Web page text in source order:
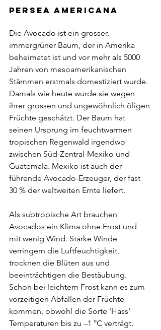
Persea americana
Die Avocado ist ein grosser,
immergrüner Baum, der in Amerika
beheimatet ist und vor mehr als 5000
Jahren von mesoamerikanischen
Stämmen erstmals domestiziert wurde.
Damals wie heute wurde sie wegen
ihrer grossen und ungewöhnlich öligen
Früchte geschätzt. Der Baum hat
seinen Ursprung im feuchtwarmen
tropischen Regenwald irgendwo
zwischen Süd-Zentral-Mexiko und
Guatemala. Mexiko ist auch der
führende Avocado-Erzeuger, der fast
30 % der weltweiten Ernte liefert.
Als subtropische Art brauchen
Avocados ein Klima ohne Frost und
mit wenig Wind. Starke Winde
verringern die Luftfeuchtigkeit,
trocknen die Blüten aus und
beeinträchtigen die Bestäubung.
Schon bei leichtem Frost kann es zum
vorzeitigen Abfallen der Früchte
kommen, obwohl die Sorte 'Hass'
Temperaturen bis zu –1 °C verträgt.